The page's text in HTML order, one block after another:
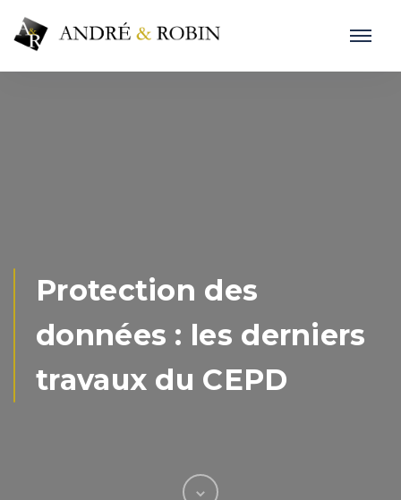
Protection des
données : les derniers
travaux du CEPD